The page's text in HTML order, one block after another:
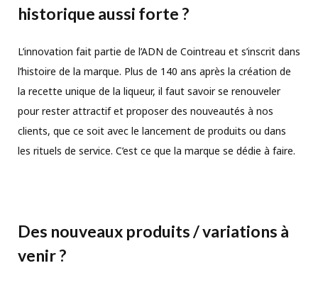
historique aussi forte ?
L’innovation fait partie de l’ADN de Cointreau et s’inscrit dans
l’histoire de la marque. Plus de 140 ans après la création de
la recette unique de la liqueur, il faut savoir se renouveler
pour rester attractif et proposer des nouveautés à nos
clients, que ce soit avec le lancement de produits ou dans
les rituels de service. C’est ce que la marque se dédie à faire.
Des nouveaux produits / variations à
venir ?